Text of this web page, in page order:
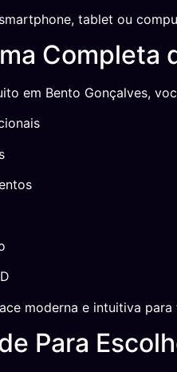
tablet ou
Completa
em Bento Gonçalves,
moderna e intuitiva
Para